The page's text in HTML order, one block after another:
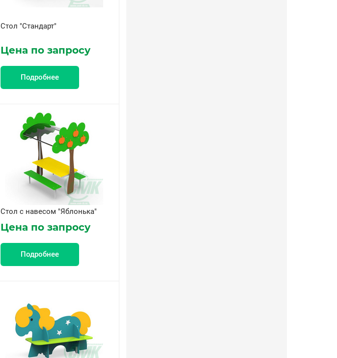
Стол "Стандарт"
Цена по запросу
Подробнее
Стол с навесом "Яблонька"
Цена по запросу
Подробнее